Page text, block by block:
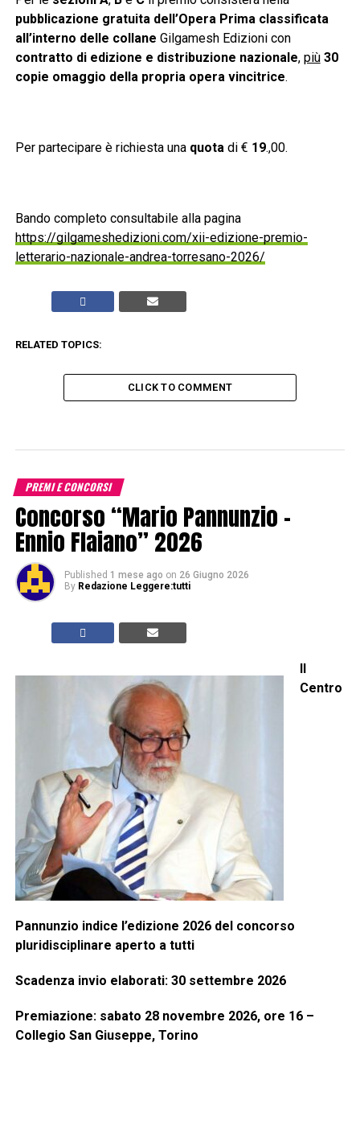
pubblicazione gratuita dell’Opera Prima classificata
all’interno delle collane Gilgamesh Edizioni con
contratto di edizione e distribuzione nazionale, più 30
copie omaggio della propria opera vincitrice.
Per partecipare è richiesta una quotadi € 19.,00.
Bando completo consultabile alla pagina
https://gilgameshedizioni.com/xii-edizione-premio-
letterario-nazionale-andrea-torresano-2026/
RELATED TOPICS:
CLICK TO COMMENT
PREMI E CONCORSI
Concorso “Mario Pannunzio –
Ennio Flaiano” 2026
Published 1 mese ago on 26 Giugno 2026
By Redazione Leggere:tutti
Centro
Pannunzio indice l’edizione 2026 del concorso
pluridisciplinare aperto a tutti
Scadenza invio elaborati: 30 settembre 2026
Premiazione: sabato 28 novembre 2026, ore 16 –
Collegio San Giuseppe, Torino